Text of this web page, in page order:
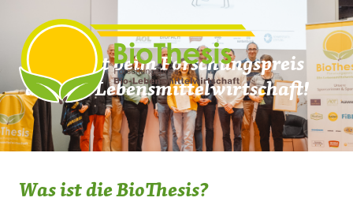
Inhalt
springenMach mit beim Forschungspreis
der Bio-Lebensmittelwirtschaft!
Was ist die BioThesis?